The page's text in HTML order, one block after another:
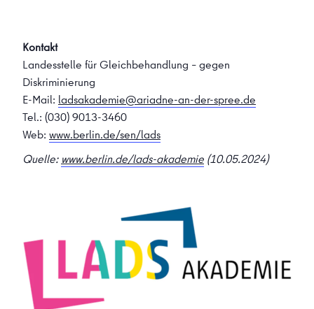
Kontakt
Landesstelle für Gleichbehandlung – gegen
Diskriminierung
E-Mail: ladsakademie@ariadne-an-der-spree.de
Tel.: (030) 9013-3460
Web: www.berlin.de/sen/lads
Quelle: www.berlin.de/lads-akademie (10.05.2024)